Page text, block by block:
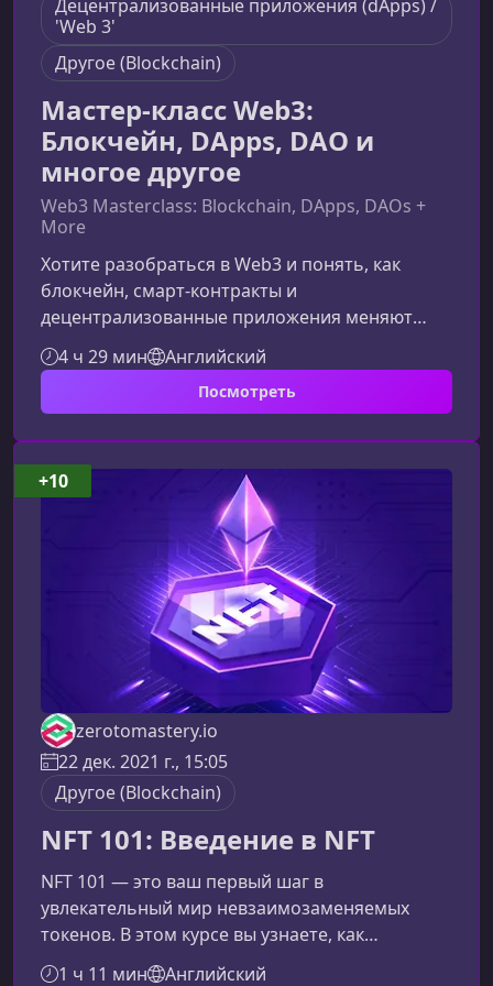
Децентрализованные приложения (dApps) /
'Web 3'
Другоe (Blockchain)
Мастер-класс Web3:
Блокчейн, DApps, DAO и
многое другое
Web3 Masterclass: Blockchain, DApps, DAOs +
More
Хотите разобраться в Web3 и понять, как
блокчейн, смарт‑контракты и
децентрализованные приложения меняют
Интернет? Этот курс поможет вам быстро и
структурированно погрузиться в технологии
будущего, даже если вы начинающий.Что
создан для тех, кто хочет получить глубокие и
объективные знания о Web3, не поддаваясь
хайпу. Вы разберетесь в фундаментальных
технологиях, научитесь понимать реальные
4 ч 29 мин Английский
Посмотреть
zerotomastery.io
22 дек. 2021 г., 15:05
Другоe (Blockchain)
NFT 101: Введение в NFT
NFT 101 — это ваш первый шаг в
увлекательный мир невзаимозаменяемых
токенов. В этом курсе вы узнаете, как
работают NFT, зачем они нужны, как их
1 ч 11 мин Английский
+10